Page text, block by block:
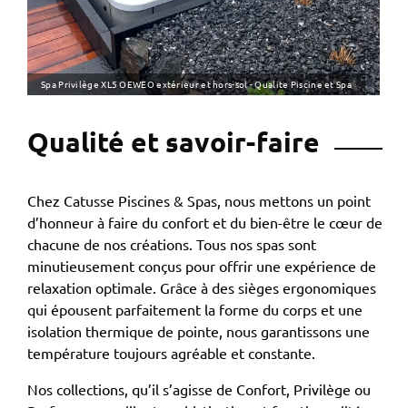
Qualité et savoir-faire
Chez Catusse Piscines & Spas, nous mettons un point
d’honneur à faire du confort et du bien-être le cœur de
chacune de nos créations. Tous nos spas sont
minutieusement conçus pour offrir une expérience de
relaxation optimale. Grâce à des sièges ergonomiques
qui épousent parfaitement la forme du corps et une
isolation thermique de pointe, nous garantissons une
température toujours agréable et constante.
Nos collections, qu’il s’agisse de Confort, Privilège ou
Spa Privilège XL5 OEWEO extérieur et hors-sol - Qualite Piscine et Spa